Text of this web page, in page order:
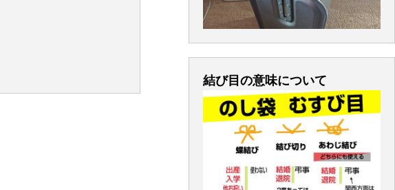
結び目の意味について